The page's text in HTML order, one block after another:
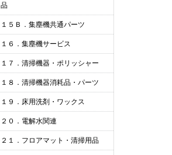
品
１５Ｂ．集塵機共通パーツ
１６．集塵機サービス
１７．清掃機器・ポリッシャー
１８．清掃機器消耗品・パーツ
１９．床用洗剤・ワックス
２０．電解水関連
２１．フロアマット・清掃用品